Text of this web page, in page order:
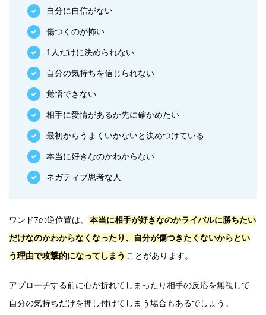
自分に自信がない
傷つくのが怖い
1人だけに決められない
自分の気持ちを信じられない
覚悟できない
相手に愛情があるか先に確かめたい
最初からうまくいかないと決めつけている
本当に好きなのかわからない
ネガティブ思考な人
ワンド7の逆位置は、
本当に相手が好きなのかライバルに勝ちたい
だけなのかわからなくなったり、自分が傷つきたくないからとい
う理由で攻撃的になってしまう ことがあります。
アプローチする前に心が折れてしまったり相手の反応を無視して
自分の気持ちだけを押し付けてしまう場合もあるでしょう。